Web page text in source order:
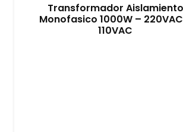
Transformador Aislamiento
Monofasico 1000W –
110VAC